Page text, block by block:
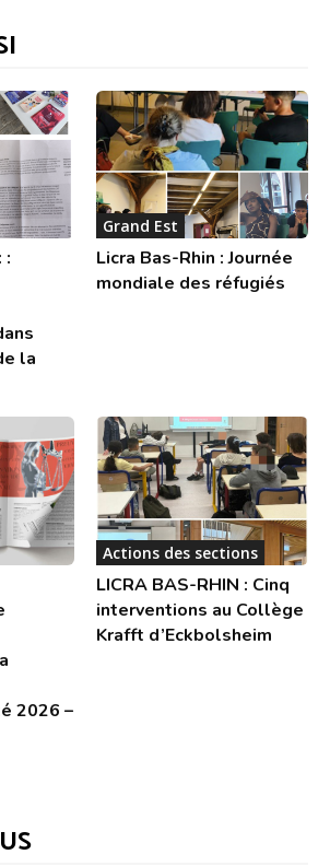
:
la
Grand Est
Licra Bas-Rhin : Journée
mondiale des réfugiés
2026 –
Actions des sections
LICRA BAS-RHIN : Cinq
interventions au Collège
Krafft d’Eckbolsheim